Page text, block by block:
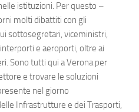
istituzioni. Per questo –
molti dibattiti con gli
sottosegretari, viceministri,
e aeroporti, oltre ai
Sono tutti qui a Verona per
e trovare le soluzioni
nel giorno
Infrastrutture e dei Trasporti,